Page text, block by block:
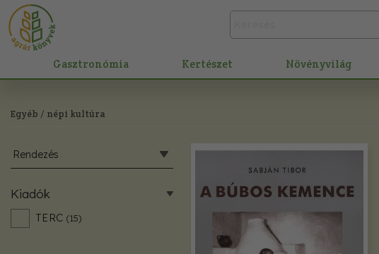
Gasztronómia Kertészet Növényvilág
Egyéb / népi kultúra
Rendezés
Kiadók
TERC (15)